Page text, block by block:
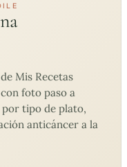
Mis Recetas
foto paso a
por tipo de plato,
anticáncer a la